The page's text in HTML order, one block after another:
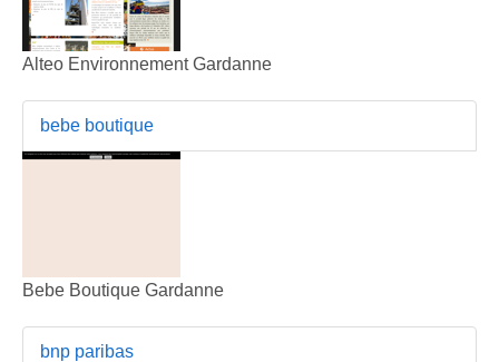
Alteo Environnement Gardanne
bebe boutique
Bebe Boutique Gardanne
bnp paribas